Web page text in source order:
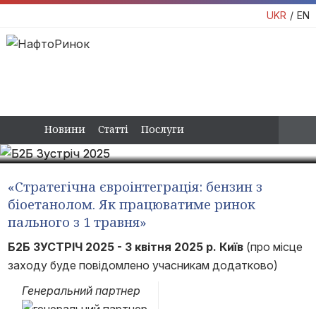
UKR EN
Новини Статті Послуги
Б2Б Зустріч 2025
03.04.2025 - 03.04.2025
«Стратегічна євроінтеграція: бензин з
біоетанолом. Як працюватиме ринок
пального з 1 травня»
Б2Б ЗУСТРІЧ 2025 - 3 квітня 2025 р. Київ (про місце
заходу буде повідомлено учасникам додатково)
Генеральний партнер